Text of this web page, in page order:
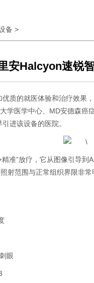
备 >
安Halcyon速锐
质的就医体验和治疗效果，
医学中心、MD安德森癌
进该设备的医院。
准”放疗，它从图像引导到
射范围与正常组织界限非
眼